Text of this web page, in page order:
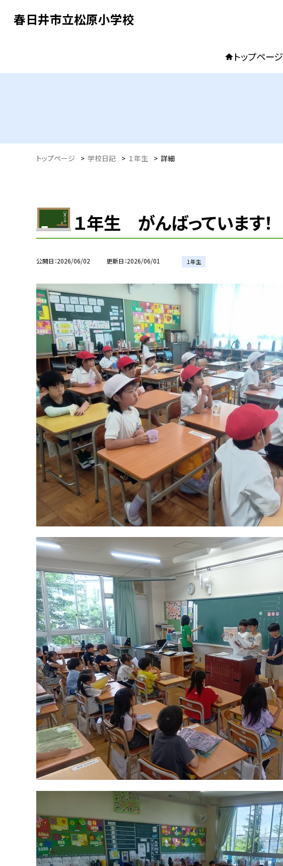
春日井市立松原小学校
トップページ
トップページ > 学校日記 > １年生 > 詳細
１年生 がんばっています！
公開日 2026/06/02 更新日 2026/06/01 １年生